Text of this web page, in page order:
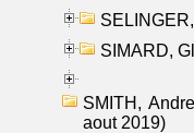
SIMARD,
SMITH,
aout 2019)